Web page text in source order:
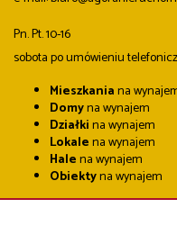
Pn. Pt. 10-16
sobota po umówieniu
Mieszkaniana
Domyna wynajem
Działkina wynajem
Lokalena wynajem
Halena wynajem
Obiektyna wynajem
Mieszkaniana